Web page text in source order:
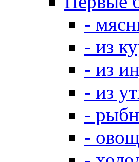
-
- из
- из
- из
-
-